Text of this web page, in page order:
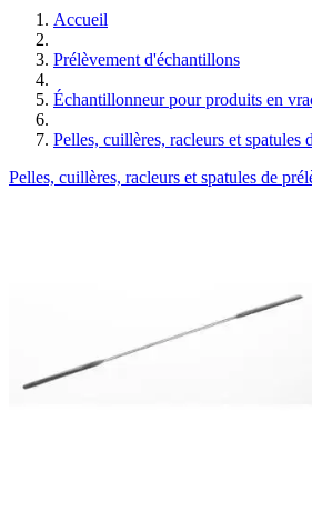
Accueil
Prélèvement d'échantillons
Échantillonneur pour produits en
Pelles, cuillères, racleurs et spatules
Pelles, cuillères, racleurs et spatules de